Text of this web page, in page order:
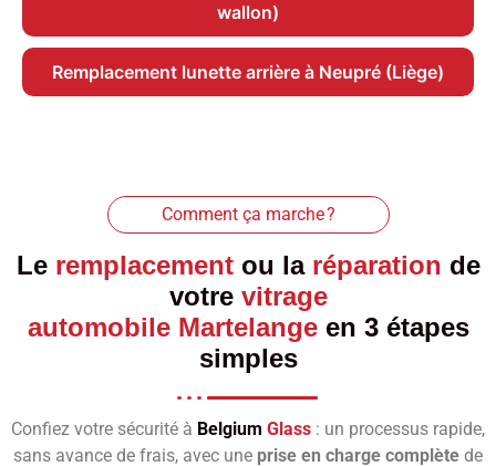
wallon)
Remplacement lunette arrière à Neupré (Liège)
Comment ça marche ?
Le remplacementou la réparation de
votre vitrage
automobile Martelangeen 3 étapes
simples
Confiez votre sécurité à Belgium Glass : un processus rapide,
sans avance de frais, avec une prise en charge complète de